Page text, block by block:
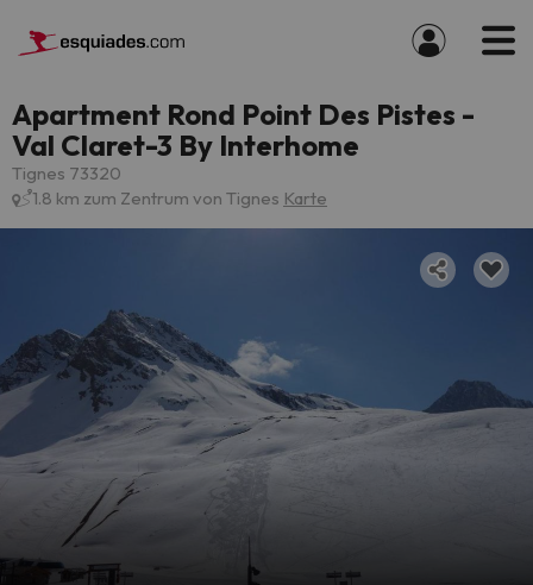
Apartment Rond Point Des Pistes -
Val Claret-3 By Interhome
Tignes 73320
1.8 km zum Zentrum von Tignes Karte